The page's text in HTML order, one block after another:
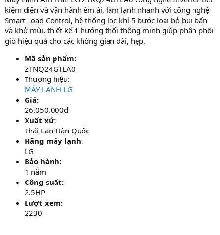
r
kiệm điện và vận hành êm ái, làm lạnh nhanh với công nghệ
Smart Load Control, hệ thống lọc khí 5 bước loại bỏ bụi bẩn
và khử mùi, thiết kế 1 hướng thổi thông minh giúp phân phối
gió hiệu quả cho các không gian dài, hẹp.
Mã sản phẩm:
ZTNQ24GTLA0
Thương hiệu:
MÁY LẠNH LG
Giá:
26.050.000đ
Xuất xứ:
Thái Lan-Hàn Quốc
Hãng máy lạnh:
LG
Bảo hành:
1 năm
Công suất:
2.5HP
Lượt xem:
2230